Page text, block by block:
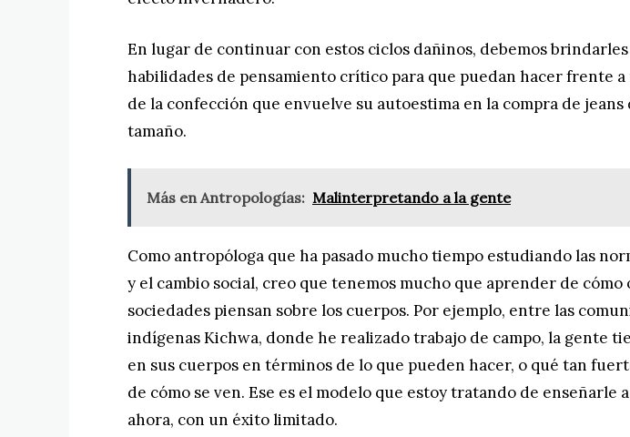
En lugar de continuar con estos ciclos dañinos, debemos
habilidades de pensamiento crítico para que puedan hacer frente
de la confección que envuelve su autoestima en la compra de
tamaño.
Más en Antropologías: Malinterpretando a la gente
Como antropóloga que ha pasado mucho tiempo estudiando las
y el cambio social, creo que tenemos mucho que aprender de cómo
sociedades piensan sobre los cuerpos. Por ejemplo, entre las
indígenas Kichwa, donde he realizado trabajo de campo, la gente
en sus cuerpos en términos de lo que pueden hacer, o qué tan
de cómo se ven. Ese es el modelo que estoy tratando de enseñarle
ahora, con un éxito limitado.